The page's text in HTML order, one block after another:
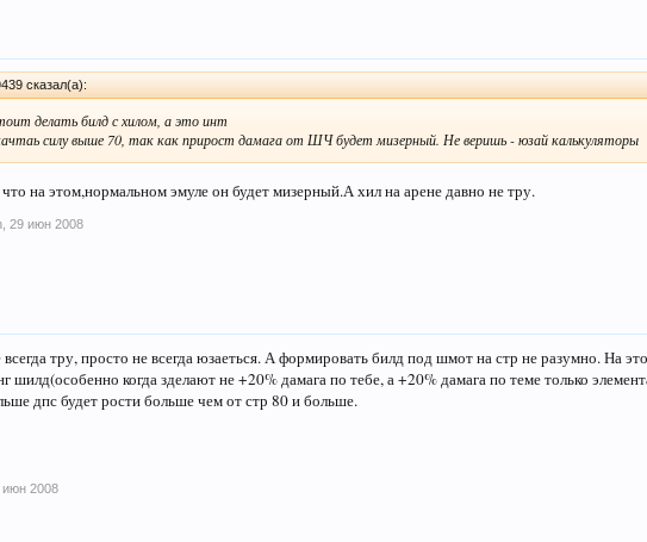
сказал(а):
делать билд с хилом, а это инт
силу выше 70, так как прирост дамага от ШЧ будет мизерный. Не веришь - юзай калькуляторы
на этом,нормальном эмуле он будет мизерный.А хил на арене давно не тру.
29 июн 2008
тру, просто не всегда юзаеться. А формировать билд под шмот на стр не разумно. На
шилд(особенно когда зделают не +20% дамага по тебе, а +20% дамага по теме только
дпс будет рости больше чем от стр 80 и больше.
июн 2008